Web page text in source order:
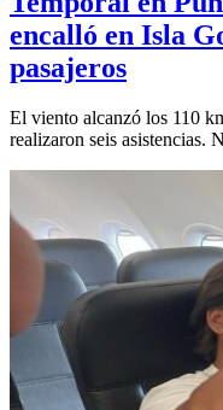
encalló en Isla
pasajeros
El viento alcanzó los 110
realizaron seis asistencias.